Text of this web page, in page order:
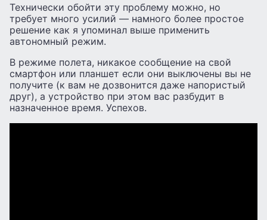
Технически обойти эту проблему можно, но
требует много усилий — намного более простое
решение как я упоминал выше применить
автономный режим.
В режиме полета, никакое сообщение на свой
смартфон или планшет если они выключены вы не
получите (к вам не дозвонится даже напористый
друг), а устройство при этом вас разбудит в
назначенное время. Успехов.